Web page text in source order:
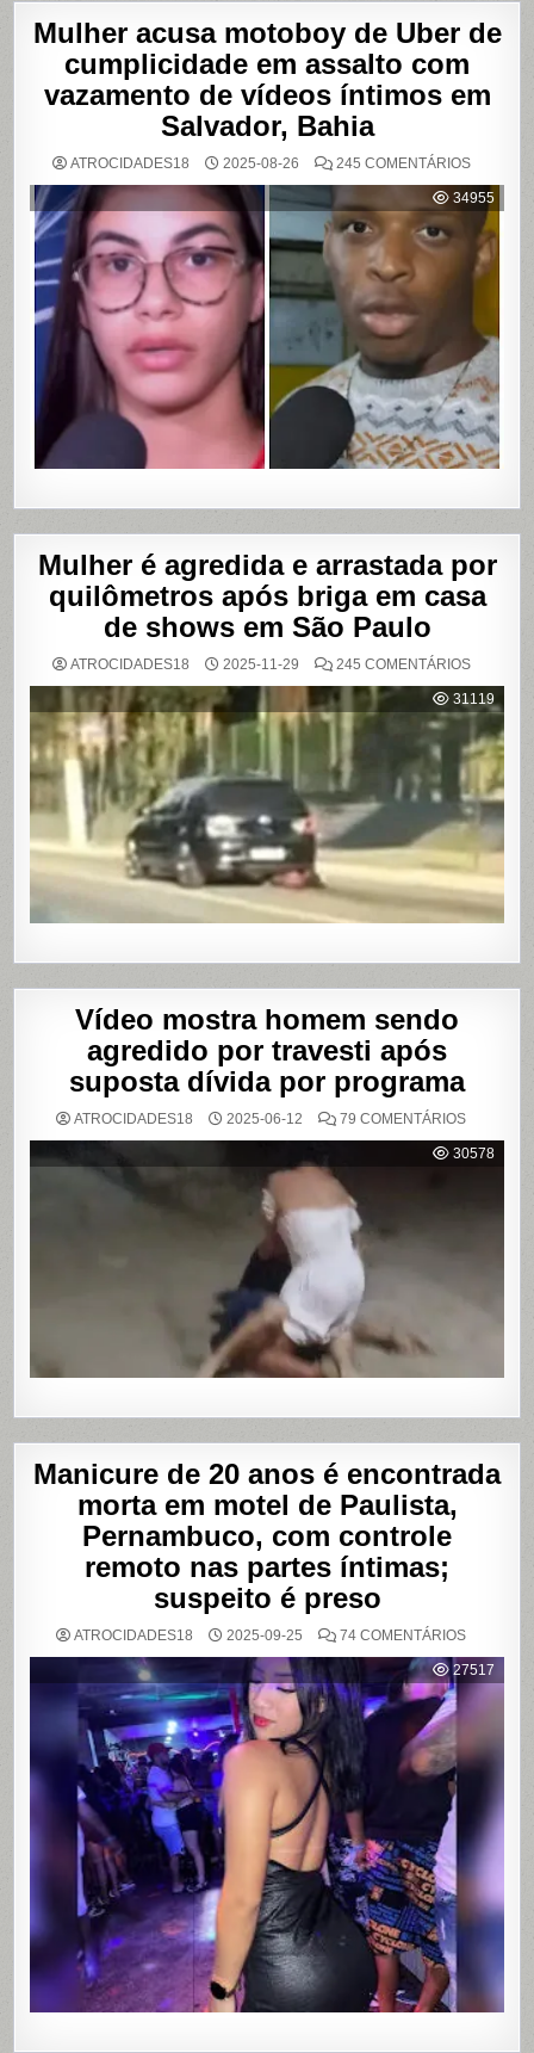
Mulher acusa motoboy de Uber de
cumplicidade em assalto com
vazamento de vídeos íntimos em
Salvador, Bahia
ATROCIDADES18 2025-08-26 245 COMENTÁRIOSEM
ACUSA
DE
UBER
DE
EM
DE
VÍDEOS
ÍNTIMOS
EM
BAHIA
34955
Mulher é agredida e arrastada por
quilômetros após briga em casa
de shows em São Paulo
ATROCIDADES18 2025-11-29 245 COMENTÁRIOSEM
É
E
POR
APÓS
BRIGA
EM
CASA
SHOWS
SÃO
PAULO
31119
Vídeo mostra homem sendo
agredido por travesti após
suposta dívida por programa
ATROCIDADES18 2025-06-12 79 COMENTÁRIOSEM
MOSTRA
HOMEM
30578
Manicure de 20 anos é encontrada
morta em motel de Paulista,
Pernambuco, com controle
remoto nas partes íntimas;
suspeito é preso
ATROCIDADES18 2025-09-25 74 COMENTÁRIOSEM
DE
20
ANOS
EM
MOTEL
COM
REMOTO
PARTES
É
27517